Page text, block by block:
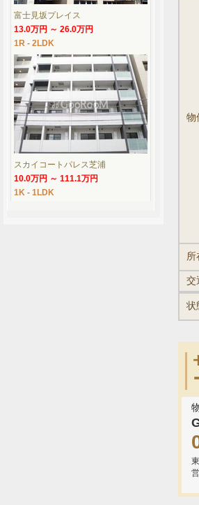
物
所
交
状
富士見坂プレイス
13.0万円 ～ 26.0万円
1R - 2LDK
スカイコートパレス芝浦
10.0万円 ～ 111.1万円
1K - 1LDK